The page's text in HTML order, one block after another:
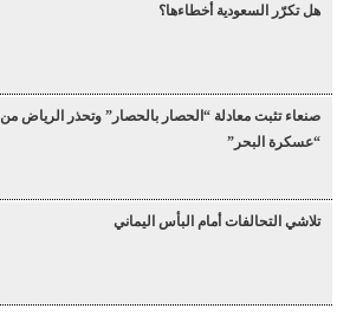
هل تكرّر السعودية أخطاءها؟
صنعاء تثبت معادلة “الحصار بالحصار” وتحذر الرياض من
“عسكرة البحر”
تلاشي التحالفات أمام البأس اليماني